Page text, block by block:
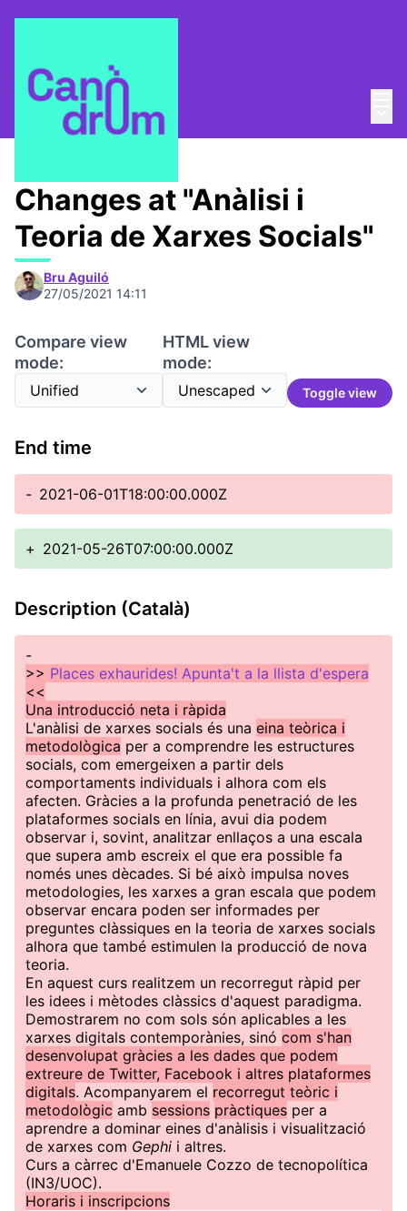
/ Escola Canòdrom
Changes at "Anàlisi i
Teoria de Xarxes Socials"
Bru Aguiló
27/05/2021 14:11
Compare view
mode:
HTML view
mode:
Toggle view
End time
- 2021-06-01T18:00:00.000Z
+ 2021-05-26T07:00:00.000Z
Description (Català)
-
>> Places exhaurides! Apunta't a la llista d'espera
<<
Una introducció neta i ràpida
L'anàlisi de xarxes socials és una eina teòrica i
metodològica per a comprendre les estructures
socials, com emergeixen a partir dels
comportaments individuals i alhora com els
afecten. Gràcies a la profunda penetració de les
plataformes socials en línia, avui dia podem
observar i, sovint, analitzar enllaços a una escala
que supera amb escreix el que era possible fa
només unes dècades. Si bé això impulsa noves
metodologies, les xarxes a gran escala que podem
observar encara poden ser informades per
preguntes clàssiques en la teoria de xarxes socials
alhora que també estimulen la producció de nova
teoria.
En aquest curs realitzem un recorregut ràpid per
les idees i mètodes clàssics d'aquest paradigma.
Demostrarem no com sols són aplicables a les
xarxes digitals contemporànies, sinó com s'han
desenvolupat gràcies a les dades que podem
extreure de Twitter, Facebook i altres plataformes
digitals. Acompanyarem el recorregut teòric i
metodològic amb sessions pràctiques per a
aprendre a dominar eines d'anàlisis i visualització
de xarxes com Gephi i altres.
Curs a càrrec d'Emanuele Cozzo de tecnopolítica
(IN3/UOC).
Horaris i inscripcions